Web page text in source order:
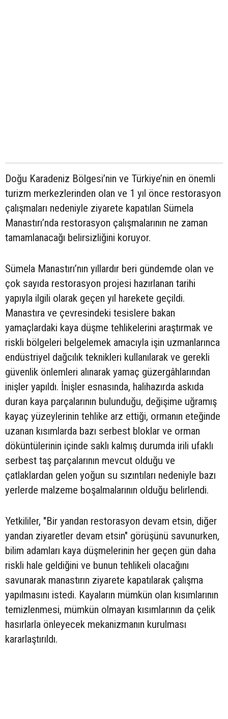
Doğu Karadeniz Bölgesi’nin ve Türkiye’nin en önemli
turizm merkezlerinden olan ve 1 yıl önce restorasyon
çalışmaları nedeniyle ziyarete kapatılan Sümela
Manastırı’nda restorasyon çalışmalarının ne zaman
tamamlanacağı belirsizliğini koruyor.
Sümela Manastırı’nın yıllardır beri gündemde olan ve
çok sayıda restorasyon projesi hazırlanan tarihi
yapıyla ilgili olarak geçen yıl harekete geçildi.
Manastıra ve çevresindeki tesislere bakan
yamaçlardaki kaya düşme tehlikelerini araştırmak ve
riskli bölgeleri belgelemek amacıyla işin uzmanlarınca
endüstriyel dağcılık teknikleri kullanılarak ve gerekli
güvenlik önlemleri alınarak yamaç güzergâhlarından
inişler yapıldı. İnişler esnasında, halihazırda askıda
duran kaya parçalarının bulunduğu, değişime uğramış
kayaç yüzeylerinin tehlike arz ettiği, ormanın eteğinde
uzanan kısımlarda bazı serbest bloklar ve orman
döküntülerinin içinde saklı kalmış durumda irili ufaklı
serbest taş parçalarının mevcut olduğu ve
çatlaklardan gelen yoğun su sızıntıları nedeniyle bazı
yerlerde malzeme boşalmalarının olduğu belirlendi.
Yetkililer, "Bir yandan restorasyon devam etsin, diğer
yandan ziyaretler devam etsin" görüşünü savunurken,
bilim adamları kaya düşmelerinin her geçen gün daha
riskli hale geldiğini ve bunun tehlikeli olacağını
savunarak manastırın ziyarete kapatılarak çalışma
yapılmasını istedi. Kayaların mümkün olan kısımlarının
temizlenmesi, mümkün olmayan kısımlarının da çelik
hasırlarla önleyecek mekanizmanın kurulması
kararlaştırıldı.